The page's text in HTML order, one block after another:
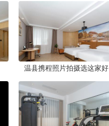
温县携程照片拍摄选这家好